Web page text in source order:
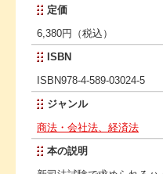
定価
6,380円（税込）
ISBN
ISBN978-4-589-03024-5
ジャンル
商法・会社法、経済法
本の説明